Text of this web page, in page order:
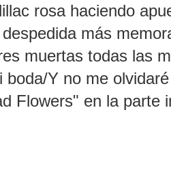
rosa haciendo
más
muertas todas las
Y no me
Flowers" en la parte